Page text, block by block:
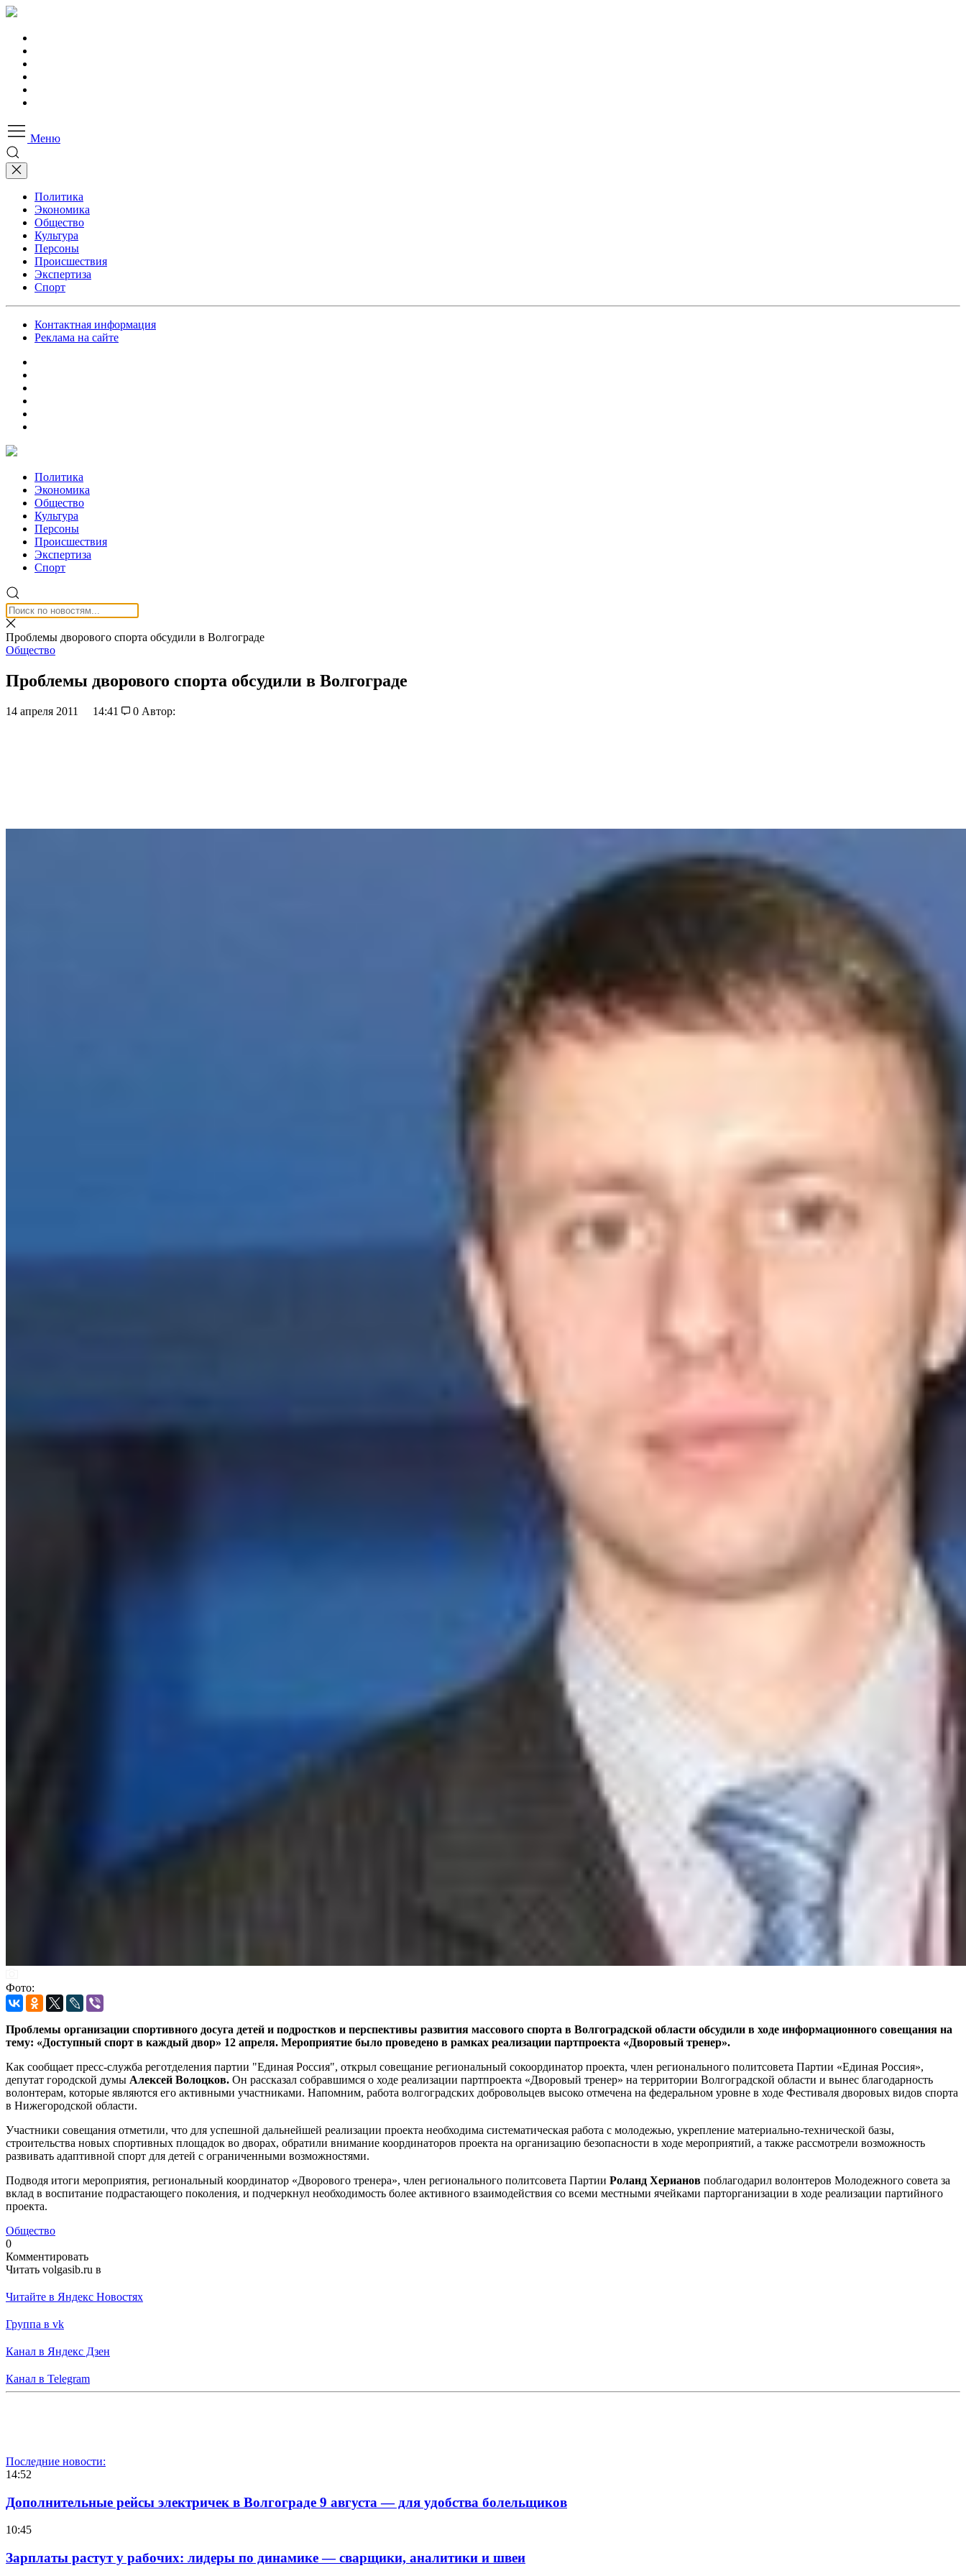
Меню
Политика
Экономика
Общество
Культура
Персоны
Происшествия
Экспертиза
Спорт
Контактная информация
Реклама на сайте
Политика
Экономика
Общество
Культура
Персоны
Происшествия
Экспертиза
Спорт
Проблемы дворового спорта обсудили в Волгограде
Общество
Проблемы дворового спорта обсудили в Волгограде
14 апреля 2011 14:41 0 Автор:
Фото:
Проблемы организации спортивного досуга детей и подростков и перспективы развития массового спорта в Волгоградской области обсудили в ходе информационного совещания на
тему: «Доступный спорт в каждый двор» 12 апреля. Мероприятие было проведено в рамках реализации партпроекта «Дворовый тренер».
Как сообщает пресс-служба реготделения партии "Единая Россия", открыл совещание региональный сокоординатор проекта, член регионального политсовета Партии «Единая Россия»,
депутат городской думы Алексей Волоцков. Он рассказал собравшимся о ходе реализации партпроекта «Дворовый тренер» на территории Волгоградской области и вынес благодарность
волонтерам, которые являются его активными участниками. Напомним, работа волгоградских добровольцев высоко отмечена на федеральном уровне в ходе Фестиваля дворовых видов спорта
в Нижегородской области.
Участники совещания отметили, что для успешной дальнейшей реализации проекта необходима систематическая работа с молодежью, укрепление материально-технической базы,
строительства новых спортивных площадок во дворах, обратили внимание координаторов проекта на организацию безопасности в ходе мероприятий, а также рассмотрели возможность
развивать адаптивной спорт для детей с ограниченными возможностями.
Подводя итоги мероприятия, региональный координатор «Дворового тренера», член регионального политсовета Партии Роланд Херианов поблагодарил волонтеров Молодежного совета за
вклад в воспитание подрастающего поколения, и подчеркнул необходимость более активного взаимодействия со всеми местными ячейками парторганизации в ходе реализации партийного
проекта.
Общество
0
Комментировать
Читать volgasib.ru в
Читайте в Яндекс Новостях
Группа в vk
Канал в Яндекс Дзен
Канал в Telegram
Последние новости:
14:52
Дополнительные рейсы электричек в Волгограде 9 августа — для удобства болельщиков
10:45
Зарплаты растут у рабочих: лидеры по динамике — сварщики, аналитики и швеи